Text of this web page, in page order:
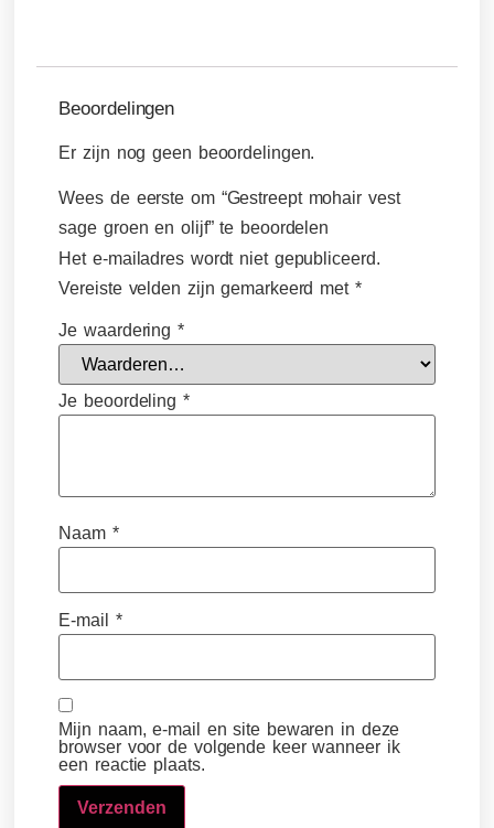
Beoordelingen
Er zijn nog geen beoordelingen.
Wees de eerste om “Gestreept mohair vest
sage groen en olijf” te beoordelen
Het e-mailadres wordt niet gepubliceerd.
Vereiste velden zijn gemarkeerd met *
Je waardering*
Je beoordeling *
Naam *
E-mail *
Mijn naam, e-mail en site bewaren in deze
browser voor de volgende keer wanneer ik
een reactie plaats.